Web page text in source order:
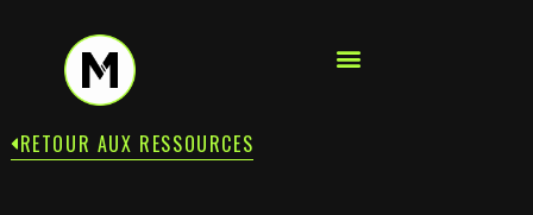
RETOUR AUX RESSOURCES